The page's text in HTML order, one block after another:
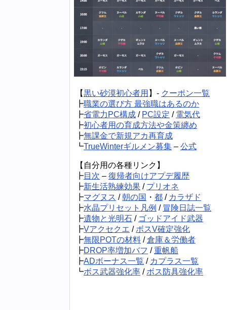
【黒い砂漠初心者用 】- クーポン一覧
┣職業の選び方 最強職はあるのか
┣省電力PC構成 / PC設定 / 電気代
┣初心者用の育成方法や金策纏め
┣無課金で新規アカ再育成
┗TrueWinterギルメン募集 – 公式
【自分用の各種リンク】
┣目次 – 復帰者向けアプデ履歴
┣新生活熟練効果 / プリオネ
┣マグヌス /朝の国 ・ 都 / カラザド
┣水晶プリセット凡例 / 冒険日誌一覧
┣遺物と光明石 / ゴッドアイド武器
┣Vアクセクエ / ボスV確定強化
┣無限POTの材料 /倉庫＆労働者
┣DROP率増加バフ /重帆船
┣ADボーナス一覧 / カプラス一覧
┗ボス武器強化率 / ボス防具強化率